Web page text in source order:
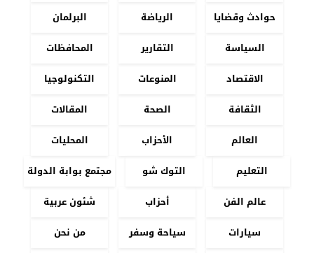
حوادث وقضايا
الرياضة
البرلمان
السياسة
التقارير
المحافظات
الاقتصاد
المنوعات
التكنولوجيا
الثقافة
الصحة
المقالات
العالم
الأحزاب
المحليات
التعليم
التوك شو
مجتمع بوابة الدولة
عالم الفن
أحزاب
شئون عربية
سيارات
سياحة وسفر من نحن